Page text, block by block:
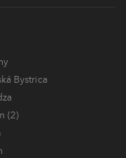
Bystrica
(2)